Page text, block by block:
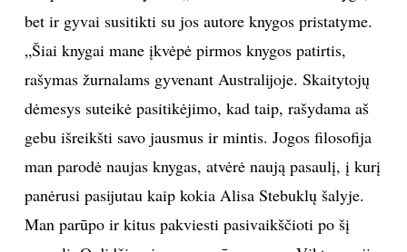
MENAS
ORAI
ĮDOMYBĖS
ISTORIJA
KNYGOS
bet ir gyvai susitikti su jos autore knygos pristatyme.
„Šiai knygai mane įkvėpė pirmos knygos patirtis,
rašymas žurnalams gyvenant Australijoje. Skaitytojų
dėmesys suteikė pasitikėjimo, kad taip, rašydama aš
gebu išreikšti savo jausmus ir mintis. Jogos filosofija
man parodė naujas knygas, atvėrė naują pasaulį, į kurį
panėrusi pasijutau kaip kokia Alisa Stebuklų šalyje.
Man parūpo ir kitus pakviesti pasivaikščioti po šį